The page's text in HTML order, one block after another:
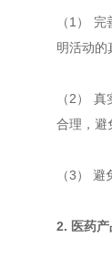
（1）
明活动的
（2）
合理，避
（3）
2. 医药